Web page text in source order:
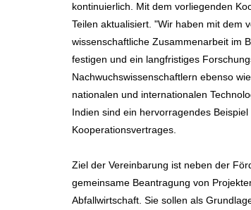
kontinuierlich. Mit dem vorliegenden
Teilen aktualisiert. "Wir haben mit dem
wissenschaftliche Zusammenarbeit im
festigen und ein langfristiges
Nachwuchswissenschaftlern ebenso
nationalen und internationalen
Indien sind ein hervorragendes
Kooperationsvertrages.
Ziel der Vereinbarung ist neben der
gemeinsame Beantragung von
Abfallwirtschaft. Sie sollen als